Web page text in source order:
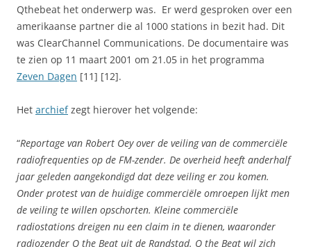
Qthebeat het onderwerp was. Er werd gesproken over een
amerikaanse partner die al 1000 stations in bezit had. Dit
was ClearChannel Communications. De documentaire was
te zien op 11 maart 2001 om 21.05 in het programma
Zeven Dagen [11] [12].
Het archiefzegt hierover het volgende:
“Reportage van Robert Oey over de veiling van de commerciële
radiofrequenties op de FM-zender. De overheid heeft anderhalf
jaar geleden aangekondigd dat deze veiling er zou komen.
Onder protest van de huidige commerciële omroepen lijkt men
de veiling te willen opschorten. Kleine commerciële
radiostations dreigen nu een claim in te dienen, waaronder
radiozender Q the Beat uit de Randstad. Q the Beat wil zich